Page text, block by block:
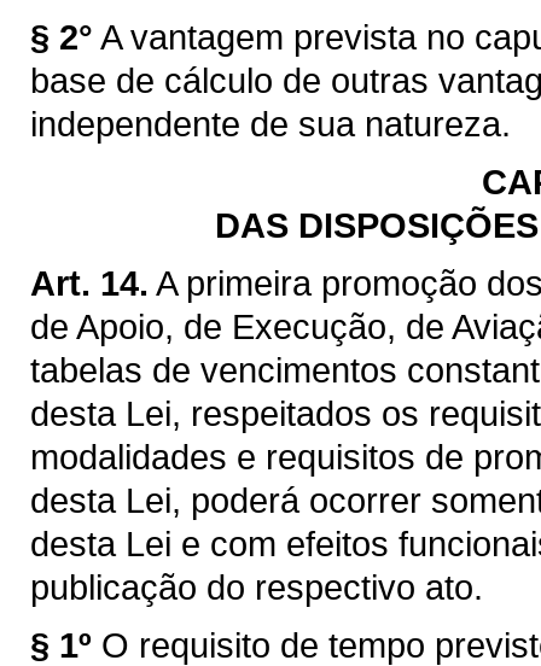
§ 2° A vantagem prevista no
base de cálculo de outras
independente de sua natureza.
DAS
Art. 14. A primeira promoção
de Apoio, de Execução, de
tabelas de vencimentos
desta Lei, respeitados os
modalidades e requisitos de
desta Lei, poderá ocorrer
desta Lei e com efeitos
publicação do respectivo ato.
§ 1º O requisito de tempo